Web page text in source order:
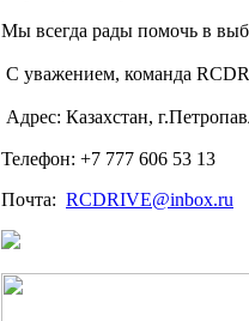
Мы всегда рады помочь в
С уважением, команда
Адрес: Казахстан,
Телефон: +7 777 606 53 13
Почта: RCDRIVE@inbox.ru